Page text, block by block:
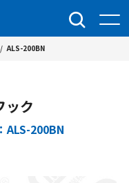
/ ALS-200BN
ック
ALS-200BN